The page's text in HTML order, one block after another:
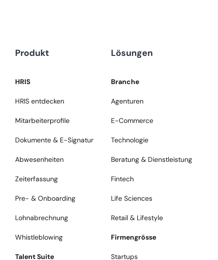
Produkt
HRIS
HRIS entdecken
Mitarbeiterprofile
Dokumente & E-Signatur
Abwesenheiten
Zeiterfassung
Pre- & Onboarding
Lohnabrechnung
Whistleblowing
Talent Suite
Lösungen
Branche
Agenturen
E-Commerce
Technologie
Beratung & Dienstleistung
Fintech
Life Sciences
Retail & Lifestyle
Firmengrösse
Startups